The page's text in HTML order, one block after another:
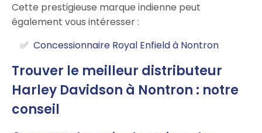
Cette prestigieuse marque indienne peut
également vous intéresser :
Concessionnaire Royal Enfield à Nontron
Trouver le meilleur distributeur
Harley Davidson à Nontron : notre
conseil